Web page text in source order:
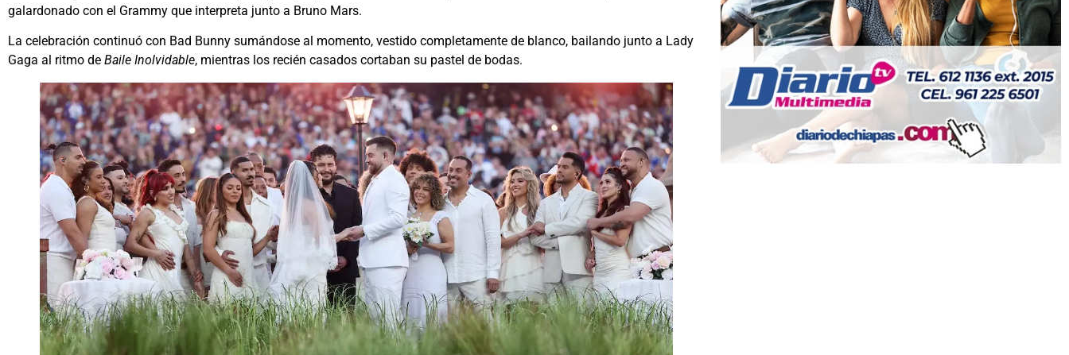
galardonado con el Grammy que interpreta junto a Bruno Mars.
La celebración continuó con Bad Bunny sumándose al momento, vestido completamente de blanco, bailando junto a Lady
Gaga al ritmo de Baile Inolvidable, mientras los recién casados cortaban su pastel de bodas.